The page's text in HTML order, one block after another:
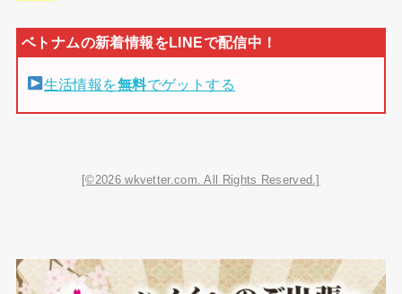
生活情報を無料でゲットする
[©2026 wkvetter.com. All Rights Reserved.]